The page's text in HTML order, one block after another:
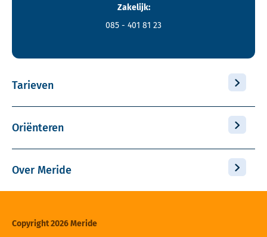
Zakelijk:
085 - 401 81 23
Tarieven
Oriënteren
Over Meride
Copyright 2026 Meride